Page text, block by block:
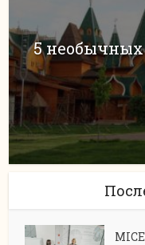
5 необычных